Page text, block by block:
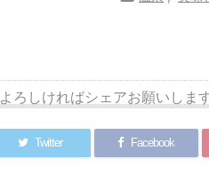
よろしければシェアお願いしま
Twitter Facebook